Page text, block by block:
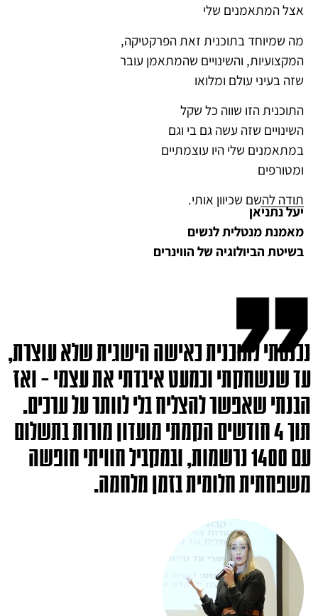
אצל המתאמנים שלי
מה שמיוחד בתוכנית זאת הפרקטיקה,
המקצועיות, והשינויים שהמתאמן עובר
שזה בעיני עולם ומלואו
התוכנית הזו שווה כל שקל
השינויים שזה עשה גם בי וגם
במתאמנים שלי היו עוצמתיים
ומטורפים
תודה להשם שכיוון אותי.
יעל נתניאן
מאמנת מנטלית לנשים
בשיטת הביולוגיה של הווינרים
נכנסתי לתוכנית כאישה הישגית שלא עוצרת,
עד שנשחקתי וכמעט איבדתי את עצמי – ואז
הבנתי שאפשר להצליח בלי לוותר על ערכים.
תוך 4 חודשים הקמתי מועדון מורות בתשלום
עם 1400 נרשמות, ובמקביל חוויתי חופשה
משפחתית חלומית בזמן מלחמה.